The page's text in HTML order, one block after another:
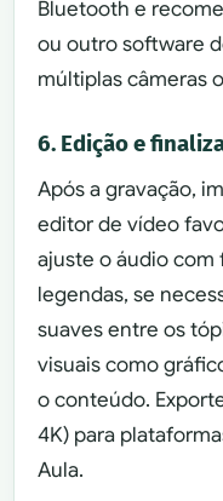
Bluetooth e
ou outro software
múltiplas câmeras
6. Edição e
Após a gravação,
editor de vídeo
ajuste o áudio
legendas, se
suaves entre os
visuais como
o conteúdo.
4K) para
Aula.